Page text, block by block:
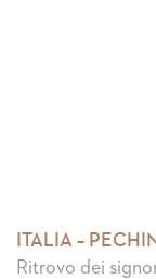
ITALIA –
Ritrovo dei